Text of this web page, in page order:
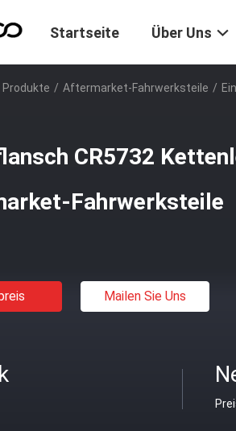
Startseite Über Uns
Produkte / Aftermarket-Fahrwerksteile /
CR5732
Fahrwerksteile
Mailen Sie Uns